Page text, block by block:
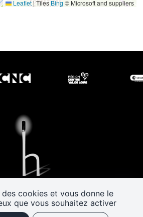
cookies et vous donne le
que vous souhaitez activer
Leaflet|TilesBing © Microsoft and suppliers
vous de l’histoire
Houdin - 41000 BLOIS
09 50
Fax 02 54 90 09 50